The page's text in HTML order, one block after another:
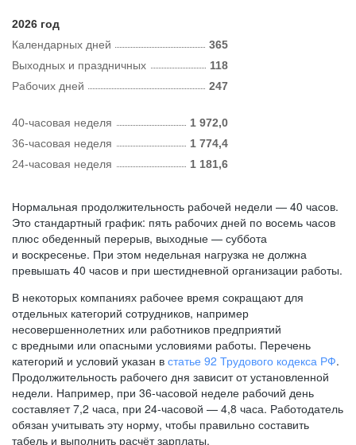
2026 год
Календарных дней
365
Рабочих дней 247
Выходных и праздничных 118
40-часовая неделя
1 972,0
36-часовая неделя
1 774,4
24-часовая неделя
1 181,6
Нормальная продолжительность рабочей недели — 40 часов.
Это стандартный график: пять рабочих дней по восемь часов
плюс обеденный перерыв, выходные — суббота
и воскресенье. При этом недельная нагрузка не должна
превышать 40 часов и при шестидневной организации работы.
В некоторых компаниях рабочее время сокращают для
отдельных категорий сотрудников, например
несовершеннолетних или работников предприятий
с вредными или опасными условиями работы. Перечень
категорий и условий указан в статье 92 Трудового кодекса РФ.
Продолжительность рабочего дня зависит от установленной
недели. Например, при 36-часовой неделе рабочий день
составляет 7,2 часа, при 24-часовой — 4,8 часа. Работодатель
обязан учитывать эту норму, чтобы правильно составить
табель и выполнить расчёт зарплаты.